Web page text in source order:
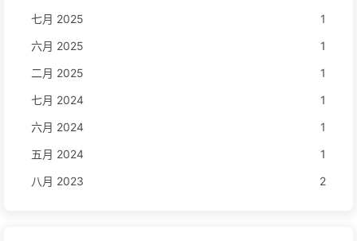
七月 2025
1
六月 2025
1
二月 2025
1
七月 2024
1
六月 2024
1
五月 2024
1
八月 2023
2